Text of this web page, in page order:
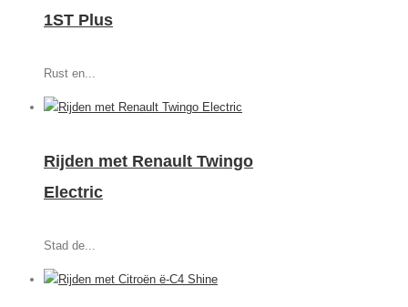
1ST Plus
Rust en...
Rijden met Renault Twingo
Electric
Stad de...